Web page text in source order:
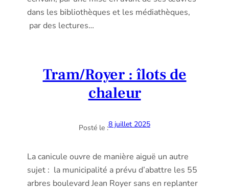
dans les bibliothèques et les médiathèques,
par des lectures…
Tram/Royer : îlots de
chaleur
Posté le :8 juillet 2025
La canicule ouvre de manière aiguë un autre
sujet : la municipalité a prévu d’abattre les 55
arbres boulevard Jean Royer sans en replanter